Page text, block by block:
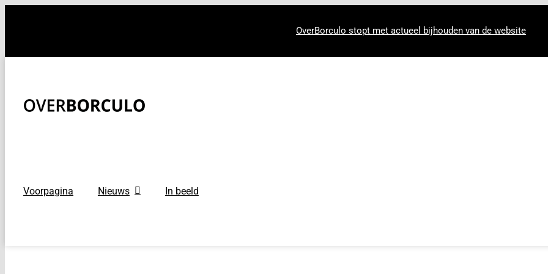
OverBorculo stopt met actueel bijhouden van de website
Voorpagina Nieuws In beeld